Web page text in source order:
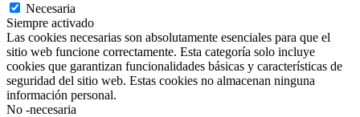
Necesaria
Siempre activado
Las cookies necesarias son absolutamente esenciales para que el
sitio web funcione correctamente. Esta categoría solo incluye
cookies que garantizan funcionalidades básicas y características de
seguridad del sitio web. Estas cookies no almacenan ninguna
información personal.
No -necesaria